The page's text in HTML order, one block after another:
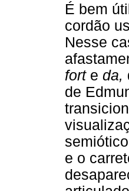
É bem
cordão
Nesse
forte da,
de
e o